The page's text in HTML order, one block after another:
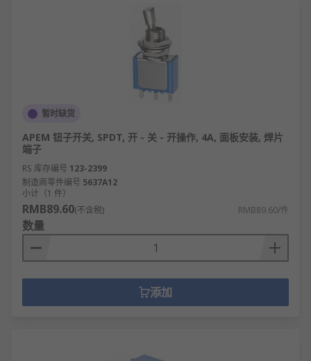
暂时缺货
APEM 钮子开关, SPDT, 开 - 关 - 开操作, 4A, 面板安装, 焊片
端子
RS 库存编号 123-2399
制造商零件编号 5637A12
小计（1 件）
RMB89.60(不含税) RMB89.60/件
数量
添加